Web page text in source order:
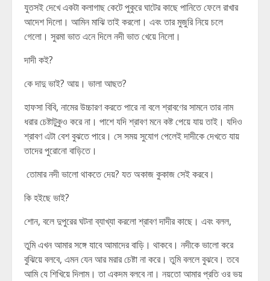
যুতসই দেখে একটা কলাগাছ কেটে পুকুরে ঘাটের কাছে পানিতে ফেলে রাখার
আদেশ দিলো। আমিন মাঝি তাই করলো। এবং তার মুজুরি নিয়ে চলে
গেলো। সুরমা ভাত এনে দিলে নদী ভাত খেয়ে নিলো।
দাদী কই?
কে দাদু ভাই? আয়। ভালা আছত?
হাফসা বিবি, নামের উচ্চারণ করতে পারে না বলে শ্রাবণের সামনে তার নাম
ধরার চেষ্টাটুকুও করে না। পাশে যদি শ্রাবণ মনে কষ্ট পেয়ে যায় তাই। যদিও
শ্রাবণ এটা বেশ বুঝতে পারে। সে সময় সুযোগ পেলেই দাদীকে দেখতে যায়
তাদের পুরোনো বাড়িতে।
তোমার নদী ভালো থাকতে দেয়? যত অকাজ কুকাজ সেই করবে।
কি হইছে ভাই?
শোন, বলে দুপুরের ঘটনা ব্যাখ্যা করলো শ্রাবণ দাদীর কাছে। এবং বলল,
তুমি এখন আমার সঙ্গে যাবে আমাদের বাড়ি। থাকবে। নদীকে ভালো করে
বুঝিয়ে বলবে, এমন যেন আর মরার চেষ্টা না করে। তুমি বললে বুঝবে। তবে
আমি যে শিখিয়ে দিলাম। তা একদম বলবে না। নয়তো আমার প্রতি ওর ভয়